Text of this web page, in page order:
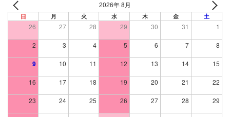
2026年 8月
日 月 火 水 木 金 土
26 27 28 29 30 31 1
2 3 4 5 6 7 8
9 10 11 12 13 14 15
16 17 18 19 20 21 22
23 24 25 26 27 28 29